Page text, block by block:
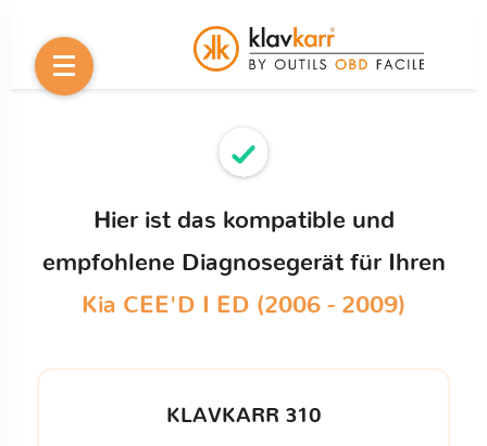
Hier ist das kompatible und
empfohlene Diagnosegerät für Ihren
Kia CEE'D I ED (2006 - 2009)
KLAVKARR 310